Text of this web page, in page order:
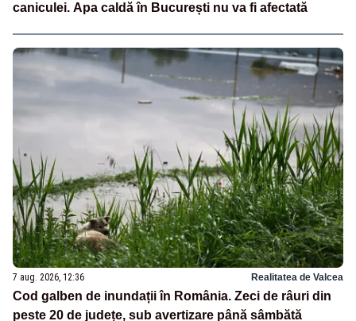
caniculei. Apa caldă în București nu va fi afectată
7 aug. 2026, 12:36 Realitatea de Valcea
Cod galben de inundații în România. Zeci de râuri din
peste 20 de județe, sub avertizare până sâmbătă